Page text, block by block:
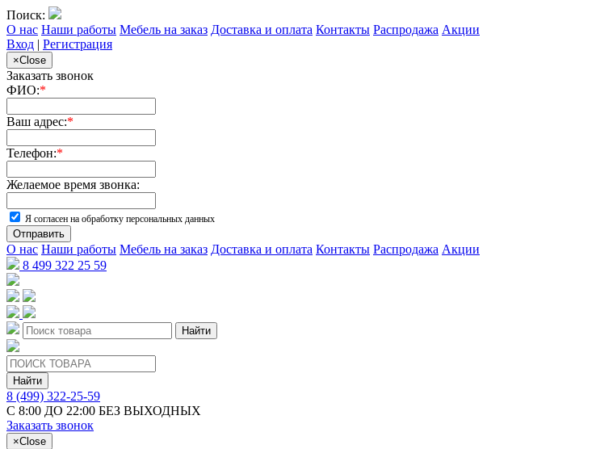
Поиск:
О нас Наши работы Мебель на заказ Доставка и оплата Контакты Распродажа Акции
Вход | Регистрация
×Close
Заказать звонок
ФИО:*
Ваш адрес:*
Телефон:*
Желаемое время звонка:
Я согласен на обработку персональных данных
Отправить
О нас Наши работы Мебель на заказ Доставка и оплата Контакты Распродажа Акции
8 499 322 25 59
Найти
Найти
8 (499) 322-25-59
С 8:00 ДО 22:00 БЕЗ ВЫХОДНЫХ
Заказать звонок
×Close